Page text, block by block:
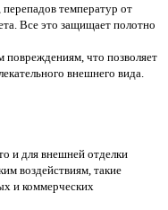
перепадов температур от
Все это защищает полотно
повреждениям, что позволяет
внешнего вида.
и для внешней отделки
воздействиям, такие
и коммерческих